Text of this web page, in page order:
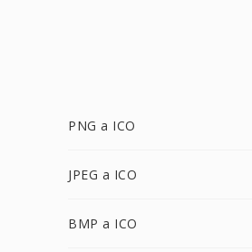
PNG a ICO
JPEG a ICO
BMP a ICO